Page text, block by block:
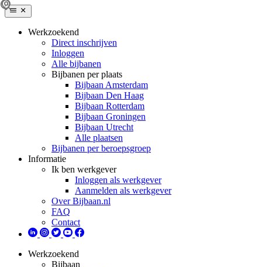
Werkzoekend
Direct inschrijven
Inloggen
Alle bijbanen
Bijbanen per plaats
Bijbaan Amsterdam
Bijbaan Den Haag
Bijbaan Rotterdam
Bijbaan Groningen
Bijbaan Utrecht
Alle plaatsen
Bijbanen per beroepsgroep
Informatie
Ik ben werkgever
Inloggen als werkgever
Aanmelden als werkgever
Over Bijbaan.nl
FAQ
Contact
Werkzoekend
Bijbaan